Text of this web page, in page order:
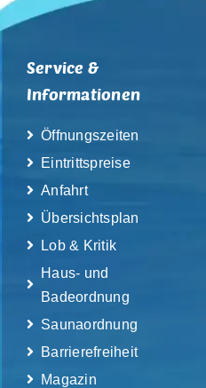
Service &
Informationen
Öffnungszeiten
Eintrittspreise
Anfahrt
Übersichtsplan
Lob & Kritik
Haus- und
Badeordnung
Saunaordnung
Barrierefreiheit
Magazin